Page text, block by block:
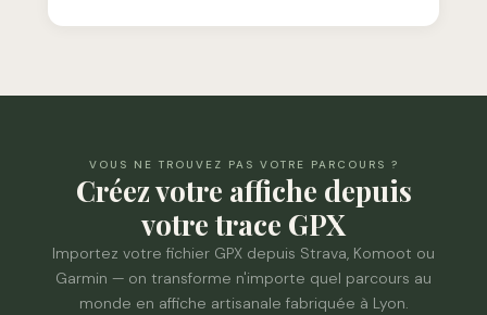
VOUS NE TROUVEZ PAS VOTRE PARCOURS ?
Créez votre affiche depuis
votre trace GPX
Importez votre fichier GPX depuis Strava, Komoot ou
Garmin — on transforme n'importe quel parcours au
monde en affiche artisanale fabriquée à Lyon.